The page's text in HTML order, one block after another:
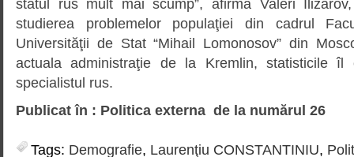
statul rus mult mai scump”, afirmă Valeri
studierea problemelor populaţiei din cadrul
Universităţii de Stat “Mihail Lomonosov” din
actuala administraţie de la Kremlin, statisticile
specialistul rus.
Publicat în : Politica externa de la numărul 26
Tags: Demografie, Laurenţiu CONSTANTINIU,